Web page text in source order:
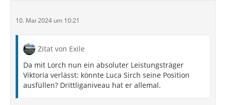
seiner Beidfüssigkeit in der kommenden Saison
IV: Schultz, Lorch, Greger, Amaniampong, B
RV: Lopes Cabral, Pako, Sticker
DM: Russo, Fritz
10. Mai 2024 um 10:21
Zitat von Exile
Da mit Lorch nun ein absoluter Leistungsträger
Viktoria verlässt: könnte Luca Sirch seine Position
ausfüllen? Drittliganiveau hat er allemal.